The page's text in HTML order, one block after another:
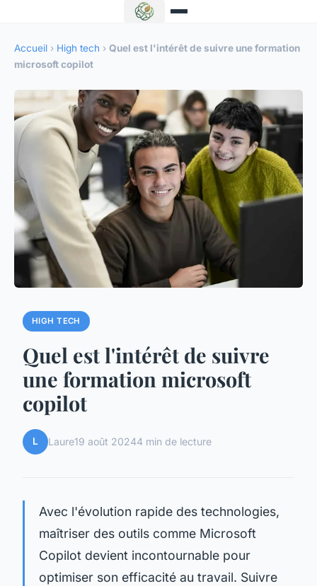
Accueil › High tech › Quel est l'intérêt de suivre une formation
microsoft copilot
HIGH TECH
Quel est l'intérêt de suivre
une formation microsoft
copilot
L Laure19 août 20244 min de lecture
Avec l'évolution rapide des technologies,
maîtriser des outils comme Microsoft
Copilot devient incontournable pour
optimiser son efficacité au travail. Suivre